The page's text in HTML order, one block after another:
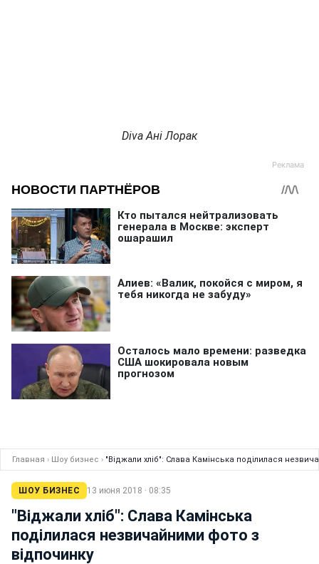
Diva Ані Лорак
Главная › Шоу бизнес › "Віджали хліб": Слава Камінська поділилася
ШОУ БИЗНЕС 13 июня 2018 · 08:35
"Віджали хліб": Слава Камінська
поділилася незвичайними фото з
відпочинку